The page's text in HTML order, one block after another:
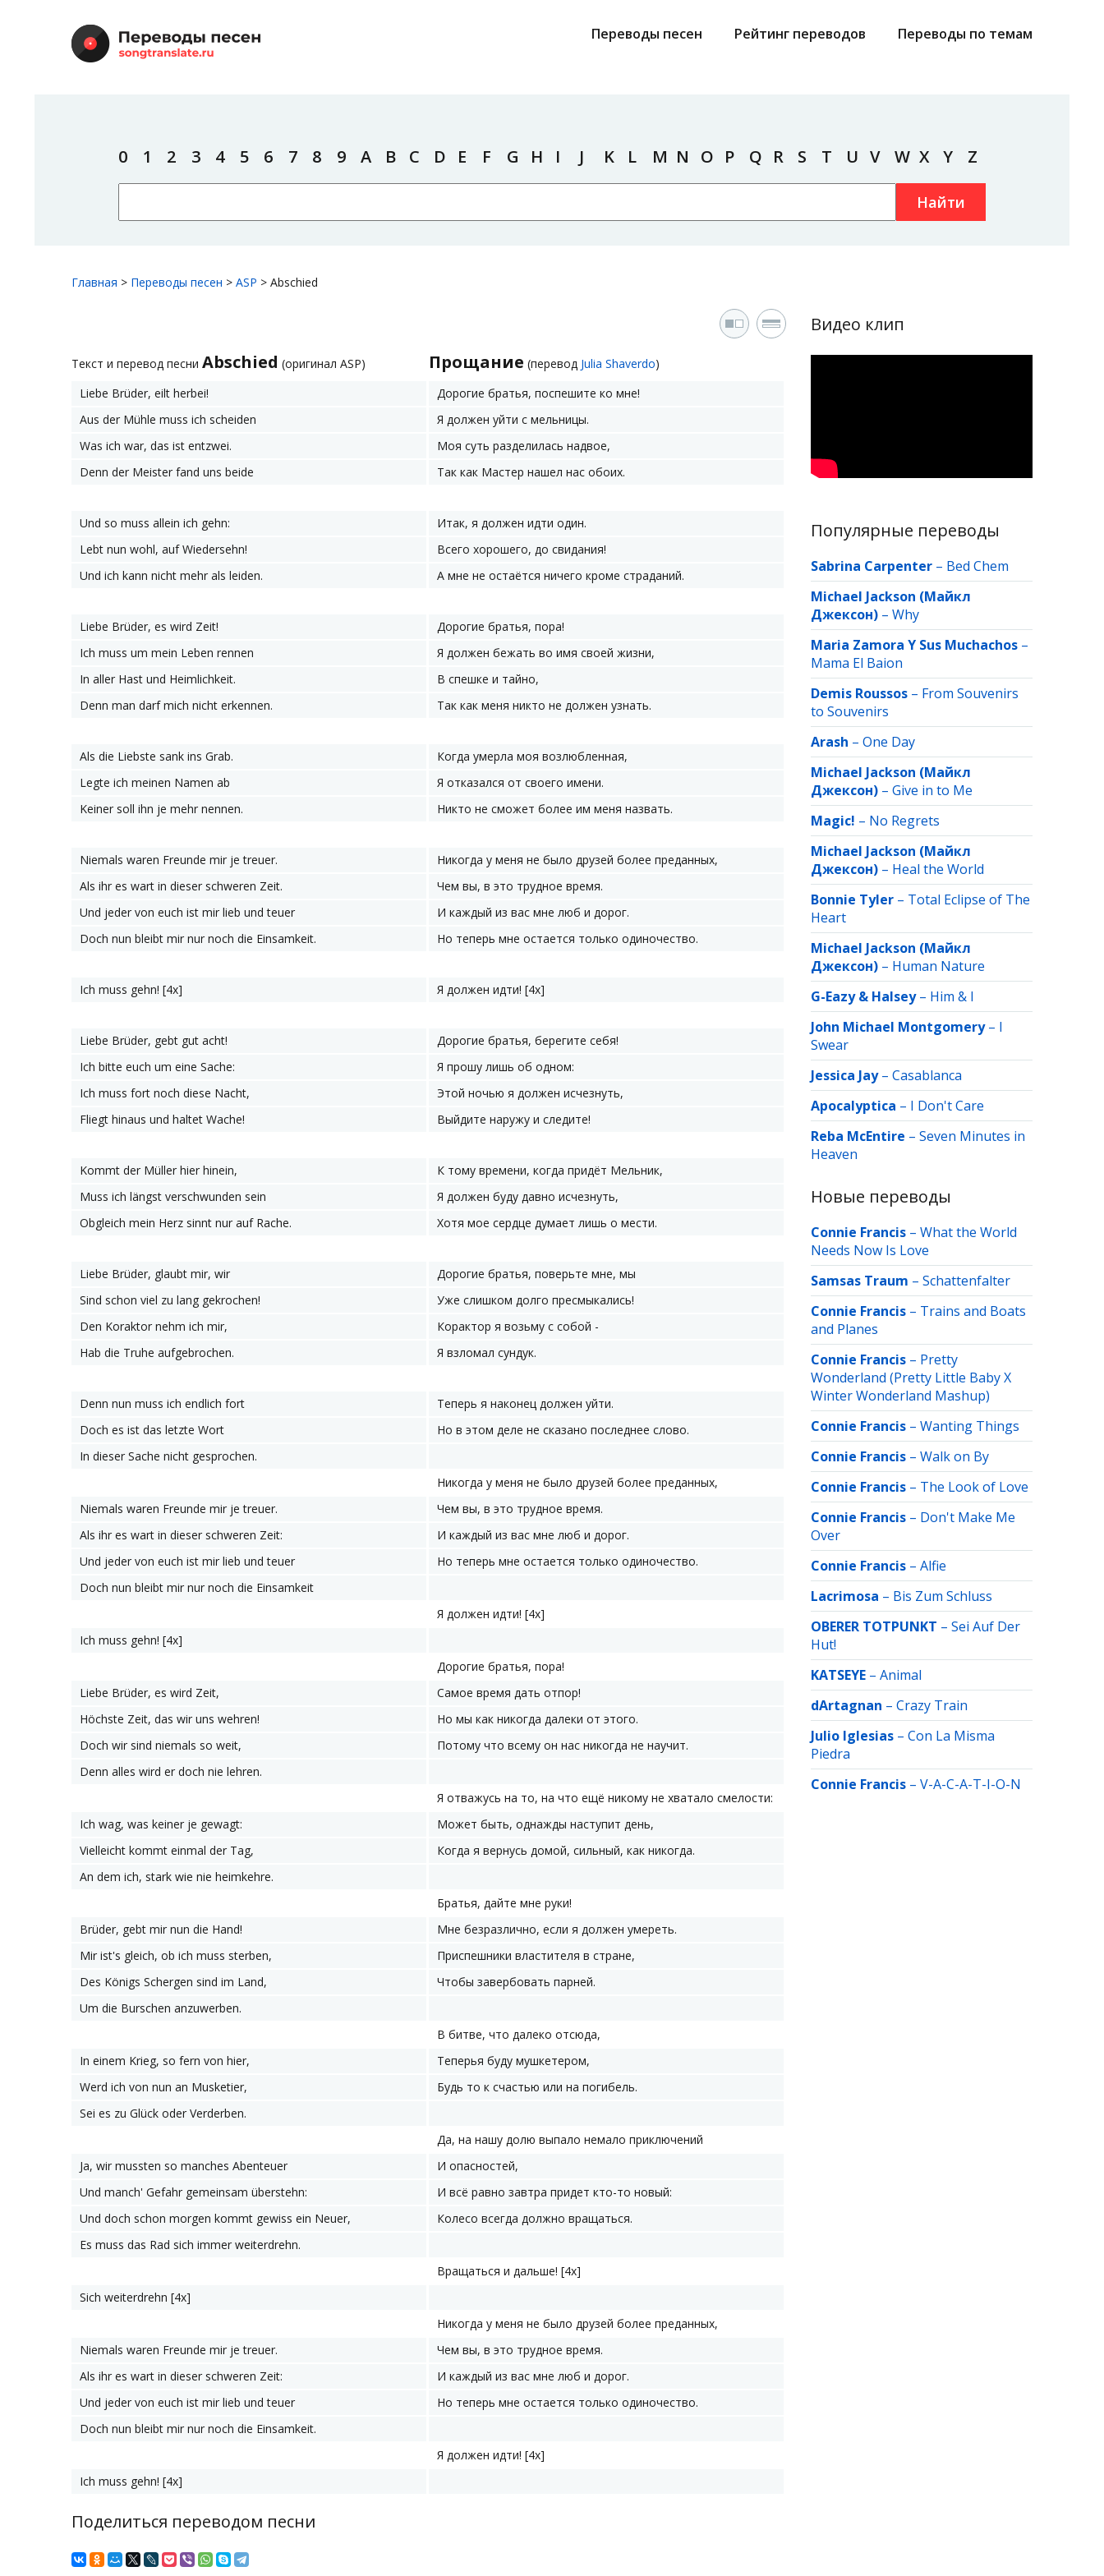
Переводы песен Рейтинг переводов Переводы по темам
0 1 2 3 4 5 6 7 8 9 A B C D E F G H I J K L M N O P Q R S T U V W X Y Z
Найти
Главная > Переводы песен > ASP > Abschied
Текст и перевод песни Abschied (оригинал ASP) Прощание (перевод Julia Shaverdo)
Liebe Brüder, eilt herbei!
Дорогие братья, поспешите ко мне!
Aus der Mühle muss ich scheiden
Я должен уйти с мельницы.
Was ich war, das ist entzwei.
Моя суть разделилась надвое,
Denn der Meister fand uns beide
Так как Мастер нашел нас обоих.
Und so muss allein ich gehn:
Итак, я должен идти один.
Lebt nun wohl, auf Wiedersehn!
Всего хорошего, до свидания!
Und ich kann nicht mehr als leiden.
А мне не остаётся ничего кроме страданий.
Liebe Brüder, es wird Zeit!
Дорогие братья, пора!
Ich muss um mein Leben rennen
Я должен бежать во имя своей жизни,
In aller Hast und Heimlichkeit.
В спешке и тайно,
Denn man darf mich nicht erkennen.
Так как меня никто не должен узнать.
Als die Liebste sank ins Grab.
Когда умерла моя возлюбленная,
Legte ich meinen Namen ab
Я отказался от своего имени.
Keiner soll ihn je mehr nennen.
Никто не сможет более им меня назвать.
Niemals waren Freunde mir je treuer.
Никогда у меня не было друзей более преданных,
Als ihr es wart in dieser schweren Zeit.
Чем вы, в это трудное время.
Und jeder von euch ist mir lieb und teuer
И каждый из вас мне люб и дорог.
Doch nun bleibt mir nur noch die Einsamkeit.
Но теперь мне остается только одиночество.
Ich muss gehn! [4х] Я должен идти! [4х]
Liebe Brüder, gebt gut acht!
Дорогие братья, берегите себя!
Ich bitte euch um eine Sache:
Я прошу лишь об одном:
Ich muss fort noch diese Nacht,
Этой ночью я должен исчезнуть,
Fliegt hinaus und haltet Wache!
Выйдите наружу и следите!
Kommt der Müller hier hinein,
К тому времени, когда придёт Мельник,
Muss ich längst verschwunden sein
Я должен буду давно исчезнуть,
Obgleich mein Herz sinnt nur auf Rache.
Хотя мое сердце думает лишь о мести.
Liebe Brüder, glaubt mir, wir
Дорогие братья, поверьте мне, мы
Sind schon viel zu lang gekrochen!
Уже слишком долго пресмыкались!
Den Koraktor nehm ich mir,
Корактор я возьму с собой -
Hab die Truhe aufgebrochen.
Я взломал сундук.
Denn nun muss ich endlich fort
Теперь я наконец должен уйти.
Doch es ist das letzte Wort
Но в этом деле не сказано последнее слово.
In dieser Sache nicht gesprochen.
Никогда у меня не было друзей более преданных,
Niemals waren Freunde mir je treuer.
Чем вы, в это трудное время.
Als ihr es wart in dieser schweren Zeit:
И каждый из вас мне люб и дорог.
Und jeder von euch ist mir lieb und teuer
Но теперь мне остается только одиночество.
Doch nun bleibt mir nur noch die Einsamkeit
Я должен идти! [4х]
Ich muss gehn! [4х]
Дорогие братья, пора!
Liebe Brüder, es wird Zeit,
Самое время дать отпор!
Höchste Zeit, das wir uns wehren!
Но мы как никогда далеки от этого.
Doch wir sind niemals so weit,
Потому что всему он нас никогда не научит.
Denn alles wird er doch nie lehren.
Я отважусь на то, на что ещё никому не хватало смелости:
Ich wag, was keiner je gewagt:
Может быть, однажды наступит день,
Vielleicht kommt einmal der Tag,
Когда я вернусь домой, сильный, как никогда.
An dem ich, stark wie nie heimkehre.
Братья, дайте мне руки!
Brüder, gebt mir nun die Hand!
Мне безразлично, если я должен умереть.
Mir ist's gleich, ob ich muss sterben,
Приспешники властителя в стране,
Des Königs Schergen sind im Land,
Чтобы завербовать парней.
Um die Burschen anzuwerben.
В битве, что далеко отсюда,
In einem Krieg, so fern von hier,
Теперья буду мушкетером,
Werd ich von nun an Musketier,
Будь то к счастью или на погибель.
Sei es zu Glück oder Verderben.
Да, на нашу долю выпало немало приключений
Ja, wir mussten so manches Abenteuer
И опасностей,
Und manch' Gefahr gemeinsam überstehn:
И всё равно завтра придет кто-то новый:
Und doch schon morgen kommt gewiss ein Neuer,
Колесо всегда должно вращаться.
Es muss das Rad sich immer weiterdrehn.
Вращаться и дальше! [4х]
Sich weiterdrehn [4х]
Никогда у меня не было друзей более преданных,
Niemals waren Freunde mir je treuer.
Чем вы, в это трудное время.
Als ihr es wart in dieser schweren Zeit:
И каждый из вас мне люб и дорог.
Und jeder von euch ist mir lieb und teuer
Но теперь мне остается только одиночество.
Doch nun bleibt mir nur noch die Einsamkeit.
Я должен идти! [4х]
Ich muss gehn! [4х]
Поделиться переводом песни
Видео клип
Популярные переводы
Sabrina Carpenter – Bed Chem
Michael Jackson (Майкл
Джексон) – Why
Maria Zamora Y Sus Muchachos –
Mama El Baion
Demis Roussos – From Souvenirs
to Souvenirs
Arash – One Day
Michael Jackson (Майкл
Джексон) – Give in to Me
Magic! – No Regrets
Michael Jackson (Майкл
Джексон) – Heal the World
Bonnie Tyler – Total Eclipse of The
Heart
Michael Jackson (Майкл
Джексон) – Human Nature
G-Eazy & Halsey– Him & I
John Michael Montgomery– I
Swear
Jessica Jay– Casablanсa
Apocalyptica – I Don't Care
Reba McEntire – Seven Minutes in
Heaven
Новые переводы
Connie Francis – What the World
Needs Now Is Love
Samsas Traum – Schattenfalter
Connie Francis – Trains and Boats
and Planes
Connie Francis – Pretty
Wonderland (Pretty Little Baby X
Winter Wonderland Mashup)
Connie Francis – Wanting Things
Connie Francis – Walk on By
Connie Francis – The Look of Love
Connie Francis – Don't Make Me
Over
Connie Francis – Alfie
Lacrimosa – Bis Zum Schluss
OBERER TOTPUNKT – Sei Auf Der
Hut!
KATSEYE – Animal
dArtagnan – Crazy Train
Julio Iglesias – Con La Misma
Piedra
Connie Francis – V-A-C-A-T-I-O-N